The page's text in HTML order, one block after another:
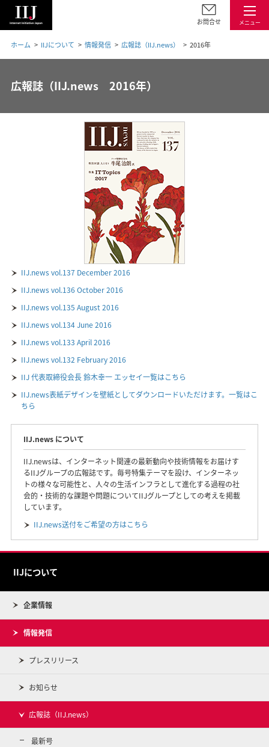
メニュー
お問合せ
ホーム IIJについて 情報発信 広報誌（IIJ.news） 2016年
広報誌（IIJ.news 2016年）
IIJ.news vol.137 December 2016
IIJ.news vol.136 October 2016
IIJ.news vol.135 August 2016
IIJ.news vol.134 June 2016
IIJ.news vol.133 April 2016
IIJ.news vol.132 February 2016
IIJ 代表取締役会長 鈴木幸一 エッセイ一覧はこちら
IIJ.news表紙デザインを壁紙としてダウンロードいただけます。一覧はこ
ちら
IIJ.news について
IIJ.newsは、インターネット関連の最新動向や技術情報をお届けす
るIIJグループの広報誌です。毎号特集テーマを設け、インターネッ
トの様々な可能性と、人々の生活インフラとして進化する過程の社
会的・技術的な課題や問題についてIIJグループとしての考えを掲載
しています。
IIJ.news送付をご希望の方はこちら
IIJについて
企業情報
情報発信
プレスリリース
お知らせ
広報誌（IIJ.news）
最新号